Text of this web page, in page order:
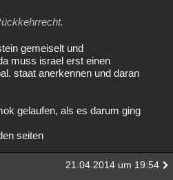
gemeiselt und
muss israel erst einen
staat anerkennen und daran
gelaufen, als es darum ging
seiten
21.04.2014 um 19:54